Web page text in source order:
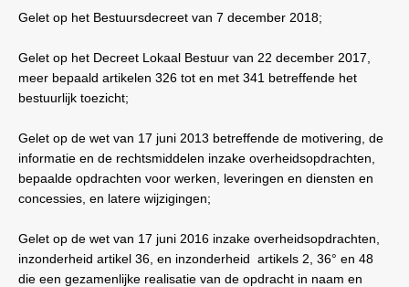
Gelet op het Bestuursdecreet van 7 december 2018;
Gelet op het Decreet Lokaal Bestuur van 22 december 2017,
meer bepaald artikelen 326 tot en met 341 betreffende het
bestuurlijk toezicht;
Gelet op de wet van 17 juni 2013 betreffende de motivering, de
informatie en de rechtsmiddelen inzake overheidsopdrachten,
bepaalde opdrachten voor werken, leveringen en diensten en
concessies, en latere wijzigingen;
Gelet op de wet van 17 juni 2016 inzake overheidsopdrachten,
inzonderheid artikel 36, en inzonderheid artikels 2, 36° en 48
die een gezamenlijke realisatie van de opdracht in naam en